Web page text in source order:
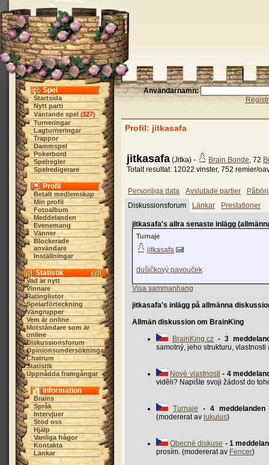
Spel
Startsida
Nytt parti
Väntande spel (327)
Turneringar
Lagturneringar
Trappor
Dammspel
Pokerbord
Spelregler
Spelredigerare
Profil
Betalt medlemskap
Min profil
Fotoalbum
Meddelanden
Evenemang
Vänner
Blockerade
användare
Inställningar
Statistik
Vad är nytt
Vinnare
Ratinglistor
Spelarförteckning
Vängrupper
Vem är online
Motståndare som är
online
Diskussionsforum
Opinionsundersökningar
Chatrum
Statistik
Uppnådda framgångar
Information
Brains
Språk
Intervjuer
Stöd oss
Hjälp
Vanliga frågor
Kontakta
Länkar
Användarnamn:
Profil: jitkasafa
jitkasafa (Jitka) - Brain Bonde, 72
Totalt resultat: 12022 vinster, 752 remier/
Personliga data Avslutade partier
Diskussionsforum
Länkar Prestationer
jitkasafa's allra senaste inlägg
Turnaje
jitkasafa
dušičkový pavouček
Visa sammanhang
jitkasafa's inlägg på allmänna
Allmän diskussion om BrainKing
BrainKing.cz - 3
samotný, jeho strukturu,
Nové vlastnosti - 4
viděli? Napište svoji žádost do
Turnaje - 4 meddelanden
(modererat av lukulus)
Obecné diskuse - 1
prosím. (modererat av Fencer)